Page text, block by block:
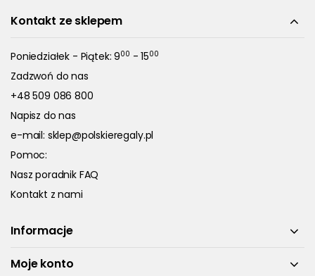
Kontakt ze sklepem
Poniedziałek - Piątek: 900 - 1500
Zadzwoń do nas
+48 509 086 800
Napisz do nas
e-mail: sklep@polskieregaly.pl
Pomoc:
Nasz poradnik FAQ
Kontakt z nami
Informacje
Moje konto